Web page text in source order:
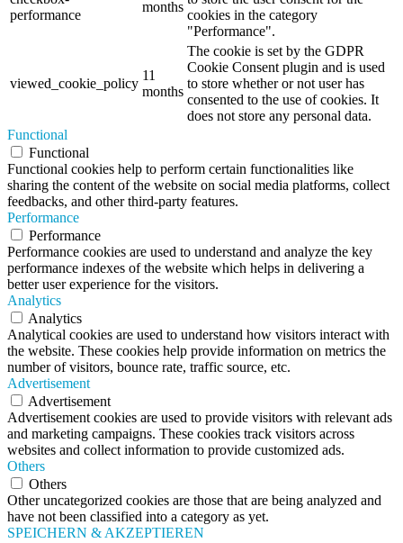
performance
months
cookies in the category
"Performance".
viewed_cookie_policy
11
months
The cookie is set by the GDPR
Cookie Consent plugin and is used
to store whether or not user has
consented to the use of cookies. It
does not store any personal data.
Functional
Functional
Functional cookies help to perform certain functionalities like
sharing the content of the website on social media platforms, collect
feedbacks, and other third-party features.
Performance
Performance
Performance cookies are used to understand and analyze the key
performance indexes of the website which helps in delivering a
better user experience for the visitors.
Analytics
Analytics
Analytical cookies are used to understand how visitors interact with
the website. These cookies help provide information on metrics the
number of visitors, bounce rate, traffic source, etc.
Advertisement
Advertisement
Advertisement cookies are used to provide visitors with relevant ads
and marketing campaigns. These cookies track visitors across
websites and collect information to provide customized ads.
Others
Others
Other uncategorized cookies are those that are being analyzed and
have not been classified into a category as yet.
SPEICHERN & AKZEPTIEREN